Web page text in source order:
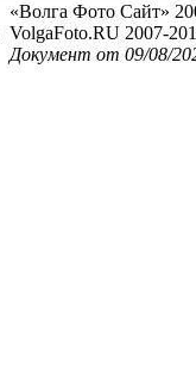
«Волга Фото Сайт»
VolgaFoto.RU 2007-
Документ от 09/08/